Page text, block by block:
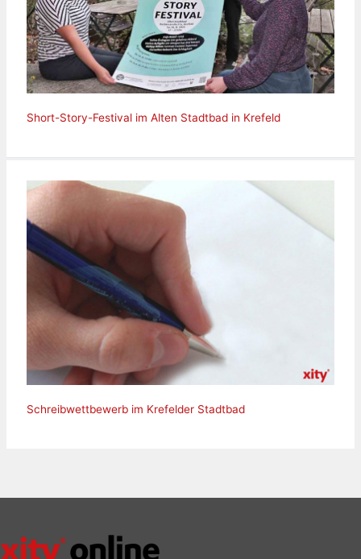
Short-Story-Festival im Alten Stadtbad in Krefeld
Schreibwettbewerb im Krefelder Stadtbad